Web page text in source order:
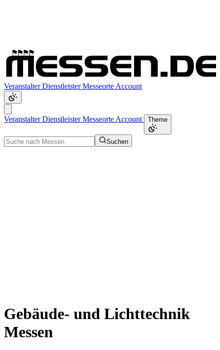
VeranstalterDienstleisterMesseorte Account
VeranstalterDienstleisterMesseorte Account Theme
Suchen
Gebäude- und Lichttechnik
Messen